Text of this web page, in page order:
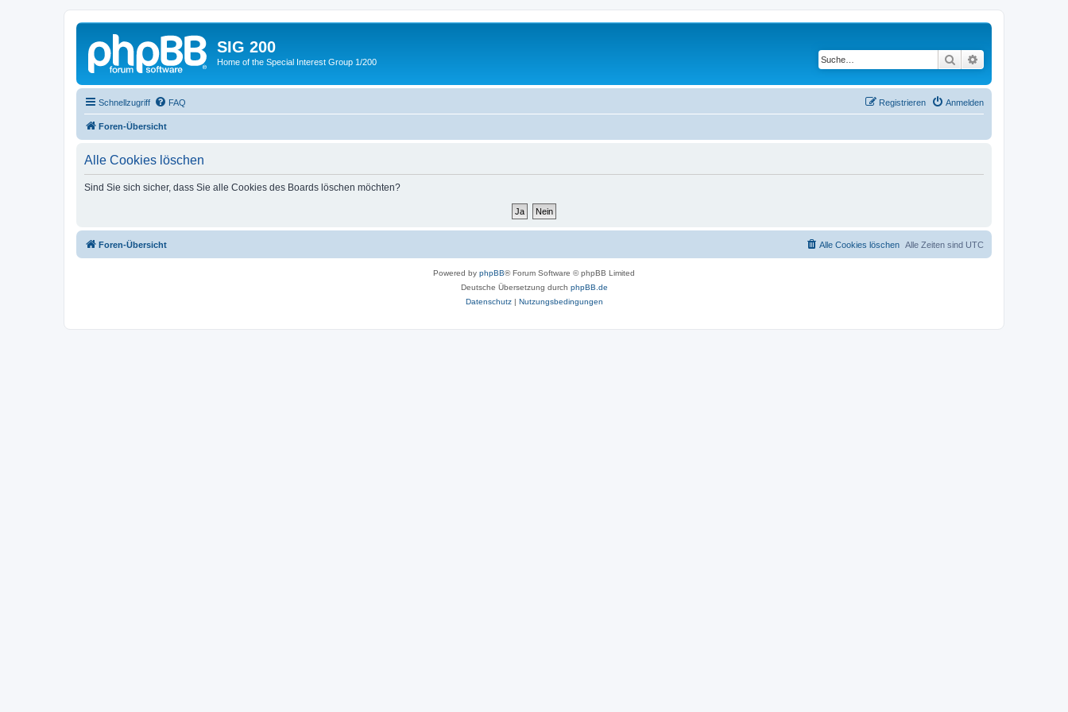
SIG 200
Home of the Special Interest Group 1/200 Suche
Schnellzugriff FAQ Anmelden
Registrieren
Foren-Übersicht
Alle Cookies löschen
Sind Sie sich sicher, dass Sie alle Cookies des Boards löschen möchten?
Foren-Übersicht Alle Zeiten sind UTC
Alle Cookies löschen
Powered by phpBB® Forum Software © phpBB Limited
Deutsche Übersetzung durch phpBB.de
Datenschutz| Nutzungsbedingungen